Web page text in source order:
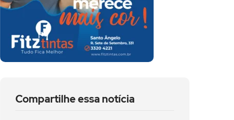
Compartilhe essa notícia